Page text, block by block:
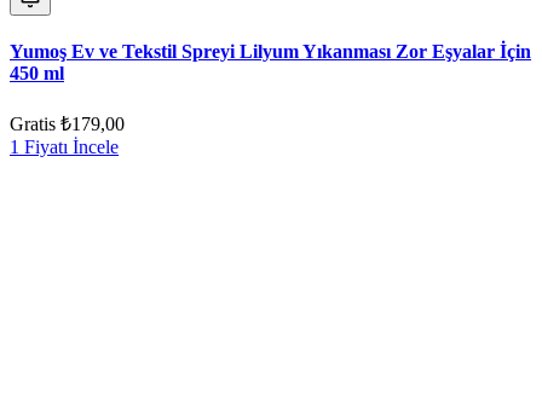
Yumoş Ev ve Tekstil Spreyi Lilyum Yıkanması Zor Eşyalar İçin
450 ml
Gratis ₺179,00
1 Fiyatı İncele